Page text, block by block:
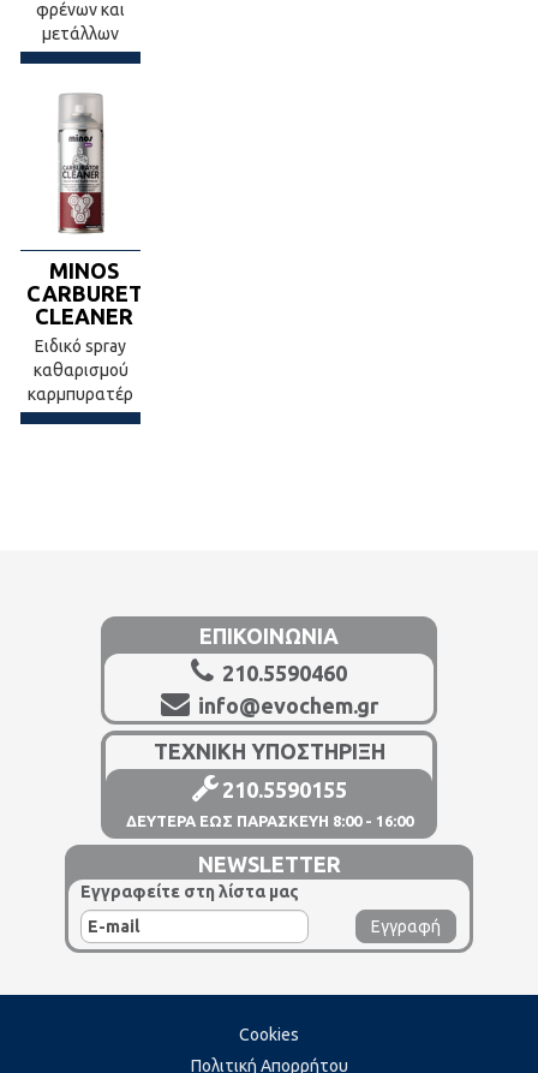
φρένων και
μετάλλων
MINOS
CARBURETOR
CLEANER
Ειδικό spray
καθαρισμού
καρμπυρατέρ
ΕΠΙΚΟΙΝΩΝΙΑ
210.5590460
info@evochem.gr
ΤΕΧΝΙΚΗ ΥΠΟΣΤΗΡΙΞΗ
210.5590155
ΔΕΥΤΕΡΑ ΕΩΣ ΠΑΡΑΣΚΕΥΗ 8:00 - 16:00
NEWSLETTER
Εγγραφείτε στη λίστα μας
Cookies
Πολιτική Απορρήτου